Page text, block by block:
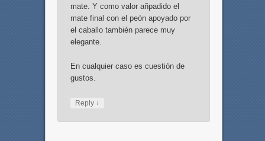
mate. Y como valor añpadido el
mate final con el peón apoyado por
el caballo también parece muy
elegante.
En cualquier caso es cuestión de
gustos.
Reply ↓